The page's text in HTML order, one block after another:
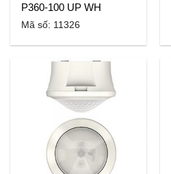
P360-100 UP WH
Mã số: 11326